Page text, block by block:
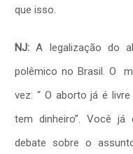
que isso.
NJ:A legalização do
polêmico no Brasil. O
vez: “ O aborto já é
tem dinheiro”. Você já
debate sobre o